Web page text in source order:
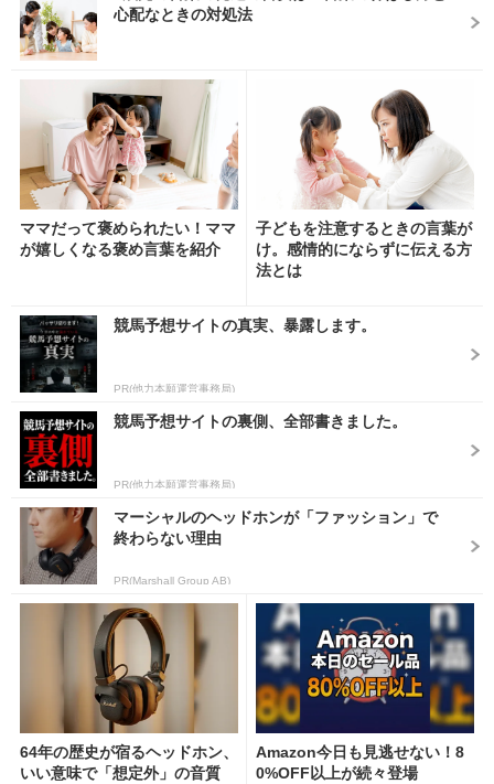
心配なときの対処法
ママだって褒められたい！ママ
が嬉しくなる褒め言葉を紹介
子どもを注意するときの言葉が
け。感情的にならずに伝える方
法とは
競馬予想サイトの真実、暴露します。
PR(他力本願運営事務局)
競馬予想サイトの裏側、全部書きました。
PR(他力本願運営事務局)
マーシャルのヘッドホンが「ファッション」で
終わらない理由
PR(Marshall Group AB)
64年の歴史が宿るヘッドホン、
いい意味で「想定外」の音質
Amazon今日も見逃せない！8
0%OFF以上が続々登場